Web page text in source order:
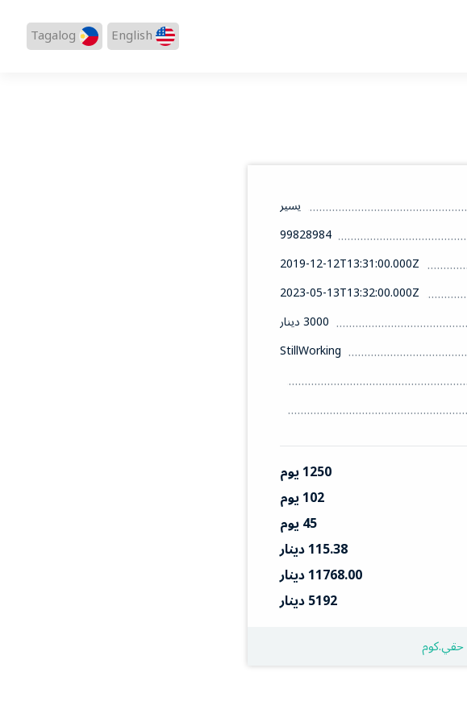
English
Tagalog
يسير
99828984
2019-12-12T13:31:00.000Z
2023-05-13T13:32:00.000Z
3000 دينار
StillWorking
1250 يوم
102 يوم
45 يوم
115.38 دينار
11768.00 دينار
5192 دينار
حقي.كوم